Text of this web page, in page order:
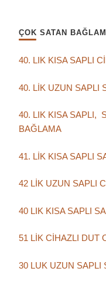
ÇOK SATAN
40. LIK KISA SAPLI
40. LİK UZUN SAPLI
40. LIK KISA SAPLI,
BAĞLAMA
41. LİK KISA SAPLI
42 LİK UZUN SAPLI
40 LIK KISA SAPLI
51 LİK CİHAZLI DUT
30 LUK UZUN SAPLI